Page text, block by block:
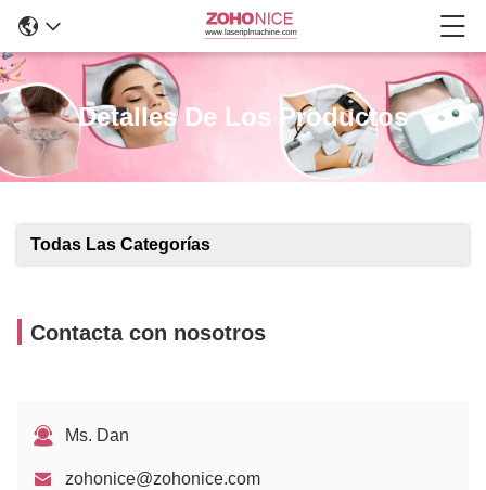
Detalles De Los Productos
Todas Las Categorías
Contacta con nosotros
Ms. Dan
zohonice@zohonice.com